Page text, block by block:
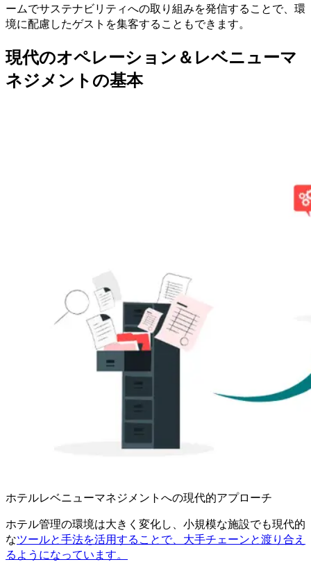
ームでサステナビリティへの取り組みを発信することで、環
境に配慮したゲストを集客することもできます。
現代のオペレーション＆レベニューマ
ネジメントの基本
ホテルレベニューマネジメントへの現代的アプローチ
ホテル管理の環境は大きく変化し、小規模な施設でも現代的
なツールと手法を活用することで、大手チェーンと渡り合え
るようになっています。